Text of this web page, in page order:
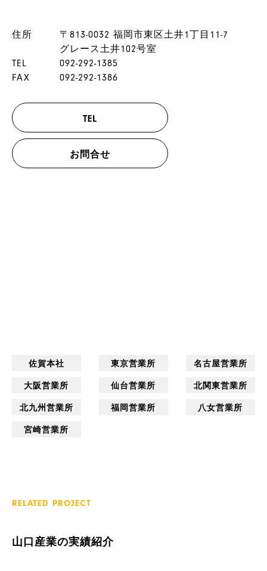
住所
〒813-0032 福岡市東区土井1丁目11-7
グレース土井102号室
TEL
092-292-1385
FAX
092-292-1386
TEL
お問合せ
佐賀本社 東京営業所 名古屋営業所
大阪営業所 仙台営業所 北関東営業所
北九州営業所 福岡営業所 八女営業所
宮崎営業所
RELATED PROJECT
山口産業の実績紹介